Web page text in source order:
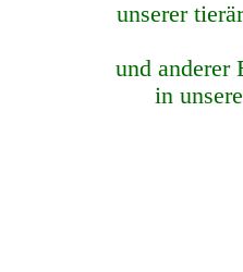
unserer
und anderer
in